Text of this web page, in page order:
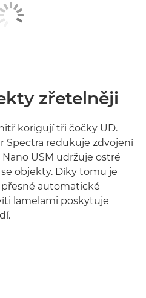
zřetelněji
korigují tři čočky UD.
Spectra redukuje zdvojení
USM udržuje ostré
objekty. Díky tomu je
automatické
lamelami poskytuje